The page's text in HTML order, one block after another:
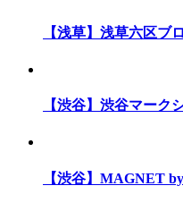
【浅草】浅草六区ブ
【渋谷】渋谷マーク
【渋谷】MAGNET